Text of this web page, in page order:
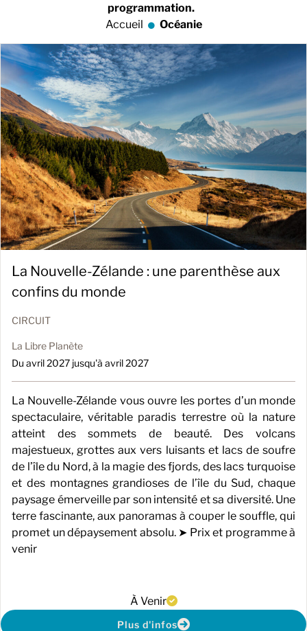
programmation.
Accueil
Océanie
La Nouvelle-Zélande : une parenthèse aux
confins du monde
CIRCUIT
La Libre Planète
Du avril 2027 jusqu'à avril 2027
La Nouvelle-Zélande vous ouvre les portes d’un monde
spectaculaire, véritable paradis terrestre où la nature
atteint des sommets de beauté. Des volcans
majestueux, grottes aux vers luisants et lacs de soufre
de l’île du Nord, à la magie des fjords, des lacs turquoise
et des montagnes grandioses de l’île du Sud, chaque
paysage émerveille par son intensité et sa diversité. Une
terre fascinante, aux panoramas à couper le souffle, qui
promet un dépaysement absolu. ➤ Prix et programme à
venir
À Venir
Plus d'infos